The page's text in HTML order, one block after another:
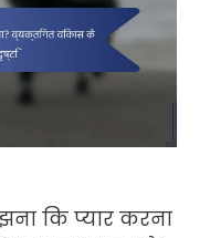
कि प्यार करना